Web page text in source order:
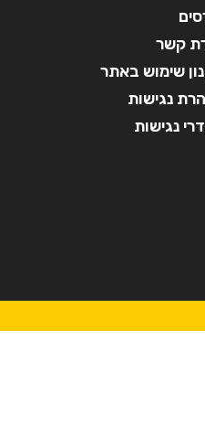
קשר
שימוש באתר
נגישות
נגישות